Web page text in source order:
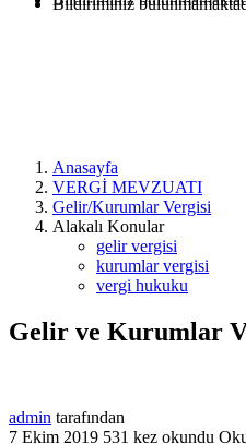
Bildiriminiz
Anasayfa
VERGİ MEVZUATI
Gelir/Kurumlar Vergisi
Alakalı Konular
gelir vergisi
kurumlar vergisi
vergi hukuku
Gelir ve Kurumlar
admin tarafından
7 Ekim 2019 531 kez okundu